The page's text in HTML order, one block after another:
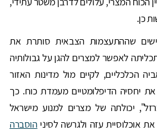
כן.
שההתעצמות הצבאית סותרת את
לאפשר למצרים להגן על גבולותיה
הכלכליים, לקיים מול מדינות האזור
את יחסיה הדיפלומטיים מעמדת כוח. כך
יכולתה של מצרים למנוע מישראל
אוכלוסיית עזה ולגרשה לסיניהוסברה